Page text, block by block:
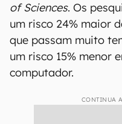
of Sciences. Os
um risco 24% maior
que passam muito
um risco 15% menor
computador.
CONTINUA